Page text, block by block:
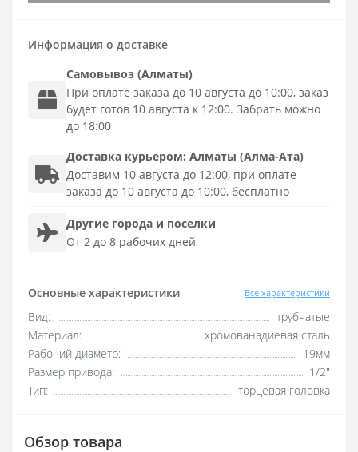
Информация о доставке
Самовывоз (Алматы)
При оплате заказа до 10 августа до 10:00, заказ
будет готов 10 августа к 12:00. Забрать можно
до 18:00
Доставка курьером: Алматы (Алма-Ата)
Доставим 10 августа до 12:00, при оплате
заказа до 10 августа до 10:00, бесплатно
Другие города и поселки
От 2 до 8 рабочих дней
Основные характеристики Все характеристики
Вид:
трубчатые
Материал:
хромованадиевая сталь
Рабочий диаметр:
19мм
Размер привода:
1/2"
Тип:
торцевая головка
Обзор товара